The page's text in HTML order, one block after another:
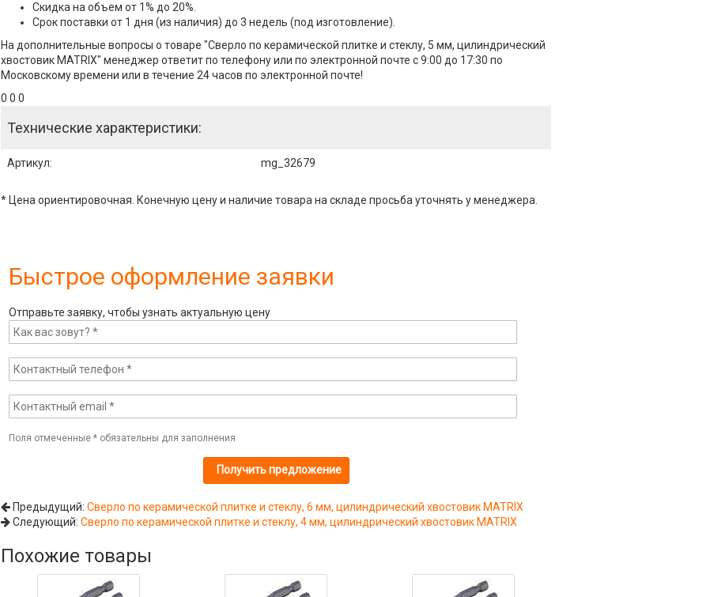
Скидка на объем от 1% до 20%.
Срок поставки от 1 дня (из наличия) до 3 недель (под изготовление).
На дополнительные вопросы о товаре "Сверло по керамической плитке и стеклу, 5 мм, цилиндрический
хвостовик MATRIX" менеджер ответит по телефону или по электронной почте с 9:00 до 17:30 по
Московскому времени или в течение 24 часов по электронной почте!
0 0 0
Технические характеристики:
Артикул: mg_32679
* Цена ориентировочная. Конечную цену и наличие товара на складе просьба уточнять у менеджера.
Быстрое оформление заявки
Отправьте заявку, чтобы узнать актуальную цену
Поля отмеченные *обязательны для заполнения
Предыдущий: Сверло по керамической плитке и стеклу, 6 мм, цилиндрический хвостовик MATRIX
Следующий: Сверло по керамической плитке и стеклу, 4 мм, цилиндрический хвостовик MATRIX
Похожие товары